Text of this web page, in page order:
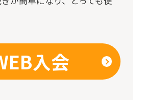
入会